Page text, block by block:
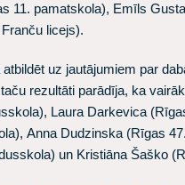
11. pamatskola), Emīls
licejs).
uz jautājumiem par
rezultāti parādīja, ka
Laura Darkevica
Anna Dudzinska (Rīgas
un Kristiāna Šaško